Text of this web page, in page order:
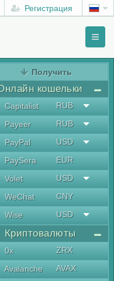
Регистрация
Получить
кошельки
Capitalist
RUB
Payeer
RUB
PayPal
USD
PaySera
EUR
Volet
USD
WeChat
CNY
Wise
USD
Криптовалюты
0x
ZRX
Avalanche
AVAX